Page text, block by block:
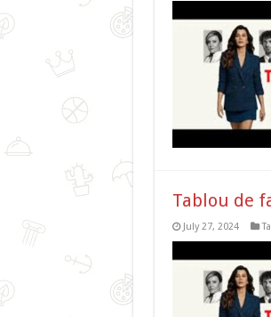
Tablou de
July 27, 2024